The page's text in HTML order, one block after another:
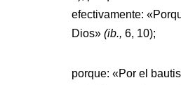
efectivamente:
Dios» (ib., 6, 10);
porque: «Por el